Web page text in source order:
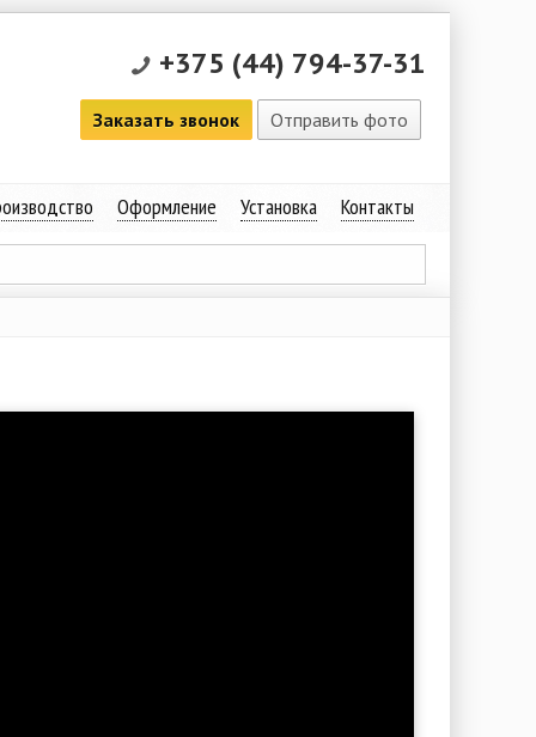
+375 (44) 794-37-31
Заказать звонок Отправить фото
Оформление Установка Контакты